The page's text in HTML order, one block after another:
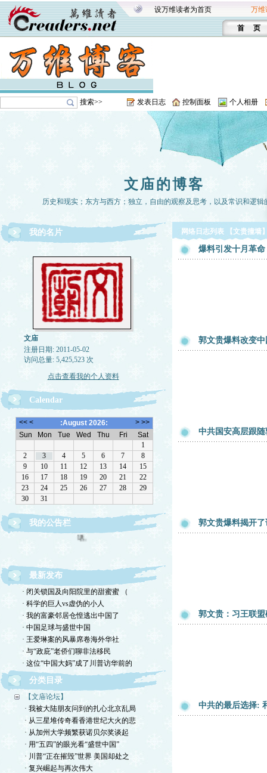
设万维读者为首页 万维
首 页
搜索>> 发表日志 控制面板 个人相册
文庙的博客
历史和现实；东方与西方；独立，自由的观察及思考，以及常识和逻辑
我的名片
文庙
注册日期: 2011-05-02
访问总量: 5,425,523 次
点击查看我的个人资料
Calendar
我的公告栏
欢迎转载，但请注明来源。理性讨论，拒绝一切脏
最新发布
· 闭关锁国及向阳院里的甜蜜蜜 （
· 科学的巨人vs虚伪的小人
· 我的富豪邻居仓惶逃出中国了
· 中国足球与盛世中国
· 王爱琳案的风暴席卷海外华社
· 与“政庇”老侨们聊非法移民
· 这位“中国大妈”成了川普访华前的
分类目录
【文庙论坛】
· 我被大陆朋友问到的扎心北京乱局
· 从三星堆传奇看香港世纪大火的悲
· 从加州大学频繁获诺贝尔奖谈起
· 用“五四”的眼光看“盛世中国”
· 川普“正在摧毁”世界 美国却处之
· 复兴崛起与再次伟大
网络日志列表 【文贵撞墙
爆料引发十月革
郭文贵爆料改变
中共国安高层跟
郭文贵爆料揭开
郭文贵：习王联
中共的最后选择: